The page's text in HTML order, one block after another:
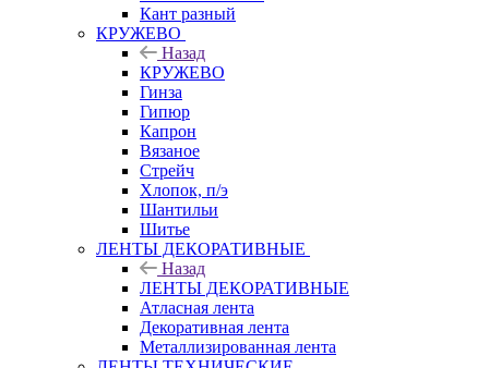
Кант разный
КРУЖЕВО
Назад
КРУЖЕВО
Гинза
Гипюр
Капрон
Вязаное
Стрейч
Хлопок, п/э
Шантильи
Шитье
ЛЕНТЫ ДЕКОРАТИВНЫЕ
Назад
ЛЕНТЫ ДЕКОРАТИВНЫЕ
Атласная лента
Декоративная лента
Металлизированная лента